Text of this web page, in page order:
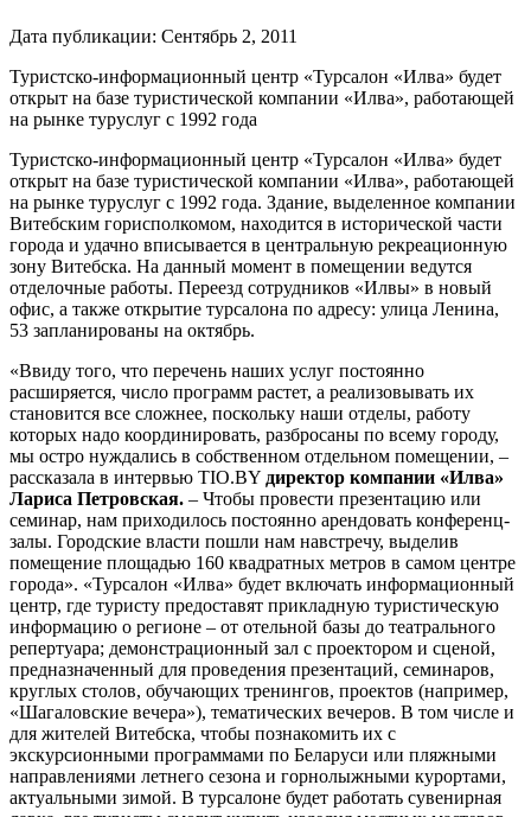
Дата публикации: Сентябрь 2, 2011
Туристско-информационный центр «Турсалон «Илва» будет
открыт на базе туристической компании «Илва», работающей
на рынке туруслуг с 1992 года
Туристско-информационный центр «Турсалон «Илва» будет
открыт на базе туристической компании «Илва», работающей
на рынке туруслуг с 1992 года. Здание, выделенное компании
Витебским горисполкомом, находится в исторической части
города и удачно вписывается в центральную рекреационную
зону Витебска. На данный момент в помещении ведутся
отделочные работы. Переезд сотрудников «Илвы» в новый
офис, а также открытие турсалона по адресу: улица Ленина,
53 запланированы на октябрь.
«Ввиду того, что перечень наших услуг постоянно
расширяется, число программ растет, а реализовывать их
становится все сложнее, поскольку наши отделы, работу
которых надо координировать, разбросаны по всему городу,
мы остро нуждались в собственном отдельном помещении, –
рассказала в интервью TIO.BY директор компании «Илва»
Лариса Петровская. – Чтобы провести презентацию или
семинар, нам приходилось постоянно арендовать конференц-
залы. Городские власти пошли нам навстречу, выделив
помещение площадью 160 квадратных метров в самом центре
города». «Турсалон «Илва» будет включать информационный
центр, где туристу предоставят прикладную туристическую
информацию о регионе – от отельной базы до театрального
репертуара; демонстрационный зал с проектором и сценой,
предназначенный для проведения презентаций, семинаров,
круглых столов, обучающих тренингов, проектов (например,
«Шагаловские вечера»), тематических вечеров. В том числе и
для жителей Витебска, чтобы познакомить их с
экскурсионными программами по Беларуси или пляжными
направлениями летнего сезона и горнолыжными курортами,
актуальными зимой. В турсалоне будет работать сувенирная